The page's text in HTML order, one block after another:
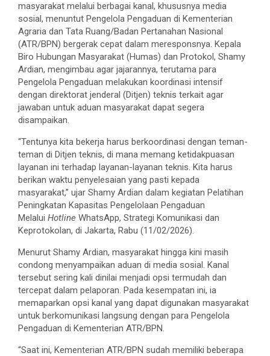
masyarakat melalui berbagai kanal, khususnya media
sosial, menuntut Pengelola Pengaduan di Kementerian
Agraria dan Tata Ruang/Badan Pertanahan Nasional
(ATR/BPN) bergerak cepat dalam meresponsnya. Kepala
Biro Hubungan Masyarakat (Humas) dan Protokol, Shamy
Ardian, mengimbau agar jajarannya, terutama para
Pengelola Pengaduan melakukan koordinasi intensif
dengan direktorat jenderal (Ditjen) teknis terkait agar
jawaban untuk aduan masyarakat dapat segera
disampaikan.
“Tentunya kita bekerja harus berkoordinasi dengan teman-
teman di Ditjen teknis, di mana memang ketidakpuasan
layanan ini terhadap layanan-layanan teknis. Kita harus
berikan waktu penyelesaian yang pasti kepada
masyarakat,” ujar Shamy Ardian dalam kegiatan Pelatihan
Peningkatan Kapasitas Pengelolaan Pengaduan
Melalui Hotline WhatsApp, Strategi Komunikasi dan
Keprotokolan, di Jakarta, Rabu (11/02/2026).
Menurut Shamy Ardian, masyarakat hingga kini masih
condong menyampaikan aduan di media sosial. Kanal
tersebut sering kali dinilai menjadi opsi termudah dan
tercepat dalam pelaporan. Pada kesempatan ini, ia
memaparkan opsi kanal yang dapat digunakan masyarakat
untuk berkomunikasi langsung dengan para Pengelola
Pengaduan di Kementerian ATR/BPN.
“Saat ini, Kementerian ATR/BPN sudah memiliki beberapa